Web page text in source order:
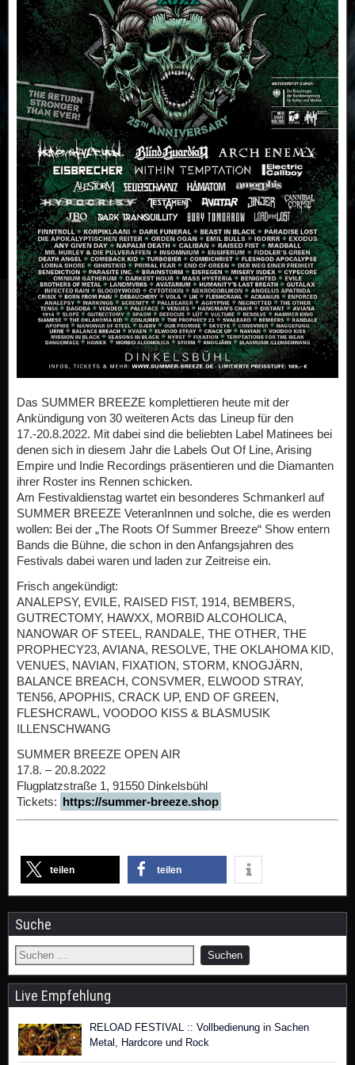
Das SUMMER BREEZE komplettieren heute mit der
Ankündigung von 30 weiteren Acts das Lineup für den
17.-20.8.2022. Mit dabei sind die beliebten Label Matinees bei
denen sich in diesem Jahr die Labels Out Of Line, Arising
Empire und Indie Recordings präsentieren und die Diamanten
ihrer Roster ins Rennen schicken.
Am Festivaldienstag wartet ein besonderes Schmankerl auf
SUMMER BREEZE VeteranInnen und solche, die es werden
wollen: Bei der „The Roots Of Summer Breeze“ Show entern
Bands die Bühne, die schon in den Anfangsjahren des
Festivals dabei waren und laden zur Zeitreise ein.
Frisch angekündigt:
ANALEPSY, EVILE, RAISED FIST, 1914, BEMBERS,
GUTRECTOMY, HAWXX, MORBID ALCOHOLICA,
NANOWAR OF STEEL, RANDALE, THE OTHER, THE
PROPHECY23, AVIANA, RESOLVE, THE OKLAHOMA KID,
VENUES, NAVIAN, FIXATION, STORM, KNOGJÄRN,
BALANCE BREACH, CONSVMER, ELWOOD STRAY,
TEN56, APOPHIS, CRACK UP, END OF GREEN,
FLESHCRAWL, VOODOO KISS & BLASMUSIK
ILLENSCHWANG
SUMMER BREEZE OPEN AIR
17.8. – 20.8.2022
Flugplatzstraße 1, 91550 Dinkelsbühl
Tickets: https://summer-breeze.shop
teilen teilen
Suche
Live Empfehlung
RELOAD FESTIVAL :: Vollbedienung in Sachen
Metal, Hardcore und Rock